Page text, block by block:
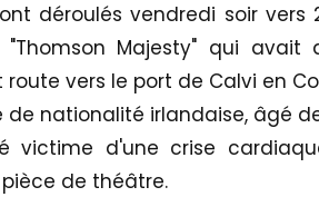
déroulés vendredi soir vers
"Thomson Majesty" qui
route vers le port de Calvi en
de nationalité irlandaise, âgé
victime d'une crise
de théâtre.